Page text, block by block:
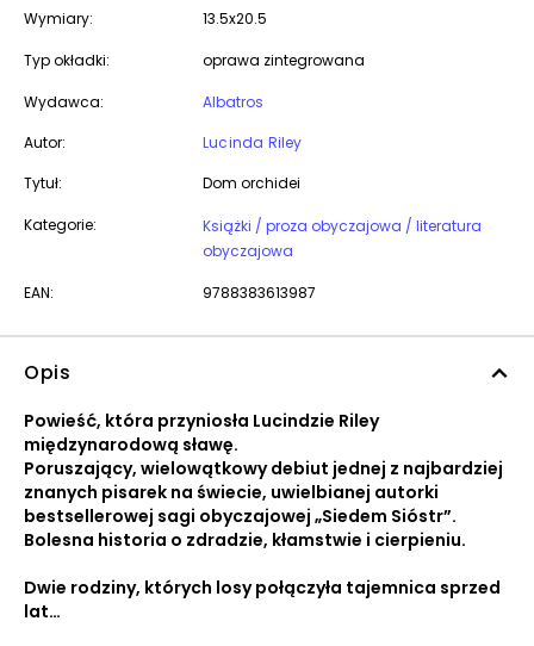
Wymiary: 13.5x20.5
Typ okładki: oprawa zintegrowana
Wydawca:
Albatros
Autor:
Lucinda Riley
Tytuł:
Dom orchidei
Kategorie:
Książki / proza obyczajowa / literatura
obyczajowa
EAN: 9788383613987
Opis
Powieść, która przyniosła Lucindzie Riley
międzynarodową sławę.
Poruszający, wielowątkowy debiut jednej z najbardziej
znanych pisarek na świecie, uwielbianej autorki
bestsellerowej sagi obyczajowej „Siedem Sióstr”.
Bolesna historia o zdradzie, kłamstwie i cierpieniu.
Dwie rodziny, których losy połączyła tajemnica sprzed
lat…